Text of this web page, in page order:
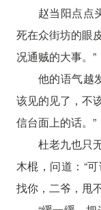
赵当阳点点
死在众街坊的眼
况通贼的大事。”
他的语气越
该见的见了，不
信台面上的话。”
杜老九也只
木棍，问道：“
找你，二爷，甩